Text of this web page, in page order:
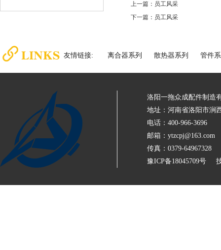
上一篇：员工风采
下一篇：员工风采
友情链接: 离合器系列 散热器系列 管件
洛阳一拖众成配件制造
地址：河南省洛阳市涧
电话：400-966-3696
邮箱：ytzcpj@163.com
传真：0379-64967328
豫ICP备18045709号 技